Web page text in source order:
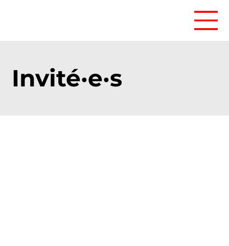
Invité·e·s